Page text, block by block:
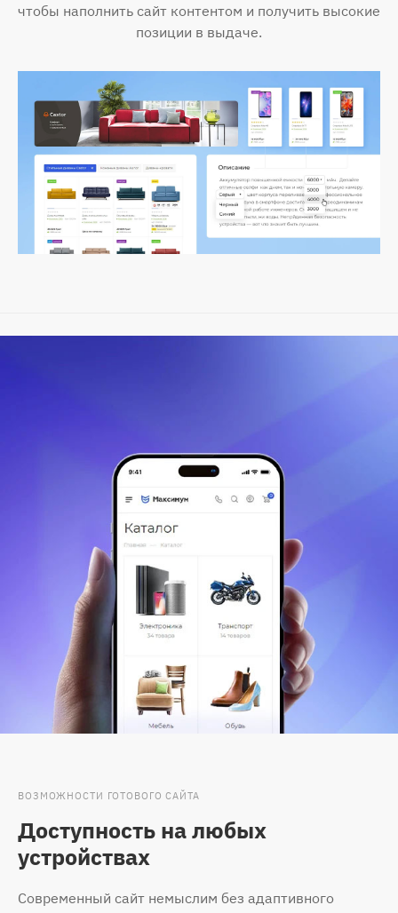
чтобы наполнить сайт контентом и получить высокие
позиции в выдаче.
ВОЗМОЖНОСТИ ГОТОВОГО САЙТА
Доступность на любых
устройствах
Современный сайт немыслим без адаптивного